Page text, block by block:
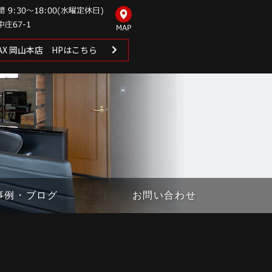
岡山本店 HPはこちら
例・ブログ お問い合わせ